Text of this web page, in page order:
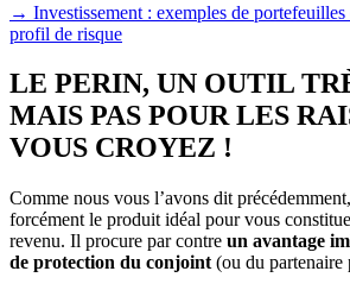
→ Investissement : exemples de
profil de risque
LE PERIN, UN OUTIL
MAIS PAS POUR LES
VOUS CROYEZ !
Comme nous vous l’avons dit
forcément le produit idéal pour vous
revenu. Il procure par contre un avantage
de protection du conjoint (ou du partenaire